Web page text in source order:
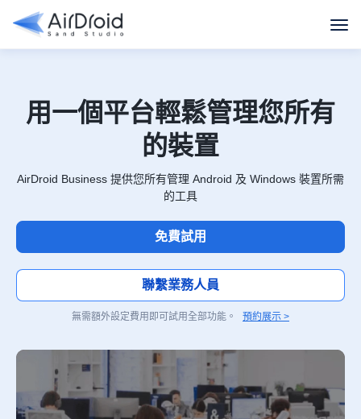
用一個平台輕鬆管理您所有
的裝置
AirDroid Business 提供您所有管理 Android 及 Windows 裝置所需
的工具
免費試用
聯繫業務人員
無需額外設定費用即可試用全部功能。 預約展示 >